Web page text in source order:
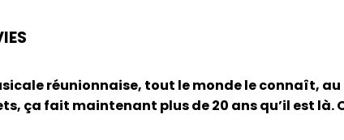
réunionnaise, tout le monde le connaît,
ça fait maintenant plus de 20 ans qu’il est là.